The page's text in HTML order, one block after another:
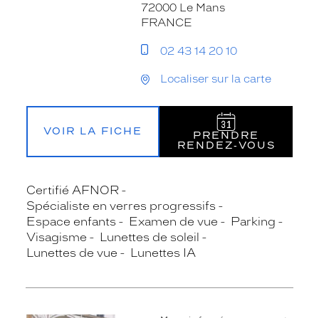
72000 Le Mans
FRANCE
02 43 14 20 10
Localiser sur la carte
VOIR LA FICHE
PRENDRE
RENDEZ‑VOUS
Certifié AFNOR
Spécialiste en verres progressifs
Espace enfants
Examen de vue
Parking
Visagisme
Lunettes de soleil
Lunettes de vue
Lunettes IA